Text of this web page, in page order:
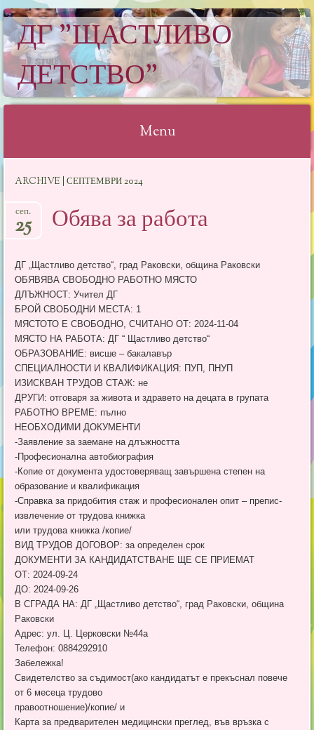
ДГ "ЩАСТЛИВО
ДЕТСТВО"
Menu
ARCHIVE | СЕПТЕМВРИ 2024
Обява за работа
сеп.
25
ДГ „Щастливо детство“, град Раковски, община Раковски
ОБЯВЯВА СВОБОДНО РАБОТНО МЯСТО
ДЛЪЖНОСТ: Учител ДГ
БРОЙ СВОБОДНИ МЕСТА: 1
МЯСТОТО Е СВОБОДНО, СЧИТАНО ОТ: 2024-11-04
МЯСТО НА РАБОТА: ДГ “ Щастливо детство“
ОБРАЗОВАНИЕ: висше – бакалавър
СПЕЦИАЛНОСТИ И КВАЛИФИКАЦИЯ: ПУП, ПНУП
ИЗИСКВАН ТРУДОВ СТАЖ: не
ДРУГИ: отговаря за живота и здравето на децата в групата
РАБОТНО ВРЕМЕ: пълно
НЕОБХОДИМИ ДОКУМЕНТИ
-Заявление за заемане на длъжността
-Професионална автобиография
-Копие от документа удостоверяващ завършена степен на
образование и квалификация
-Справка за придобития стаж и професионален опит – препис-
извлечение от трудова книжка
или трудова книжка /копие/
ВИД ТРУДОВ ДОГОВОР: за определен срок
ДОКУМЕНТИ ЗА КАНДИДАТСТВАНЕ ЩЕ СЕ ПРИЕМАТ
ОТ: 2024-09-24
ДО: 2024-09-26
В СГРАДА НА: ДГ „Щастливо детство“, град Раковски, община
Раковски
Адрес: ул. Ц. Церковски №44а
Телефон: 0884292910
Забележка!
Свидетелство за съдимост(ако кандидатът е прекъснал повече
от 6 месеца трудово
правоотношение)/копие/ и
Карта за предварителен медицински преглед, във връзка с